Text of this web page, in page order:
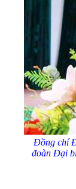
Đồng chí
đoàn Đại